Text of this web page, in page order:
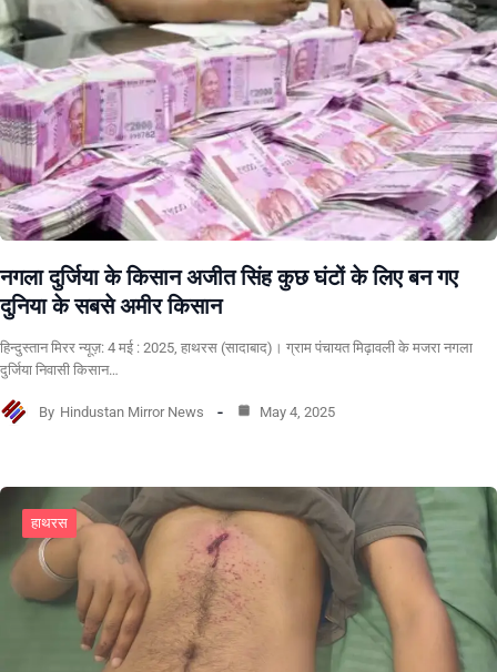
नगला दुर्जिया के किसान अजीत सिंह कुछ घंटों के लिए बन गए
दुनिया के सबसे अमीर किसान
हिन्दुस्तान मिरर न्यूज़: 4 मई : 2025, हाथरस (सादाबाद)। ग्राम पंचायत मिढ़ावली के मजरा नगला
दुर्जिया निवासी किसान…
By Hindustan Mirror News May 4, 2025
हाथरस